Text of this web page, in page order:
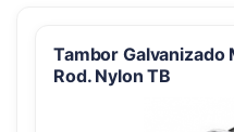
Tambor
Rod. Nylon TB